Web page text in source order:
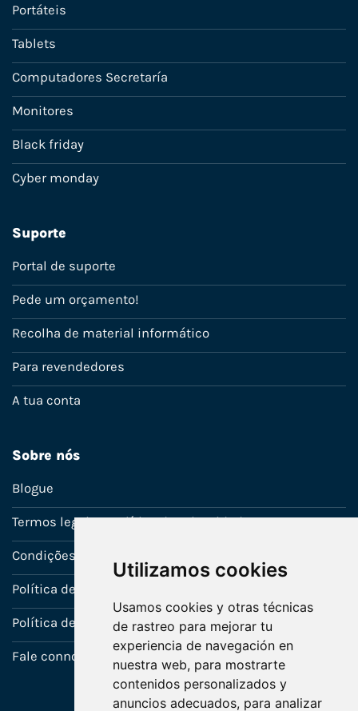
Utilizamos cookies
Usamos cookies y otras técnicas
de rastreo para mejorar tu
experiencia de navegación en
nuestra web, para mostrarte
contenidos personalizados y
anuncios adecuados, para analizar
Portáteis
Tablets
Computadores Secretaría
Monitores
Black friday
Cyber monday
Suporte
Portal de suporte
Pede um orçamento!
Recolha de material informático
Para revendedores
A tua conta
Sobre nós
Blogue
Termos legais e política de privacidade
Condições de venda
Política de Garantia
Política de utilização de cookies
Fale connosco